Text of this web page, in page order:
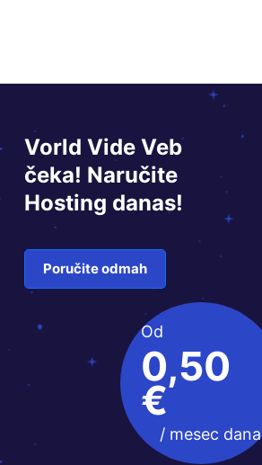
Vorld Vide Veb
čeka! Naručite
Hosting danas!
Poručite odmah
Od
0,50
€
/ mesec dana